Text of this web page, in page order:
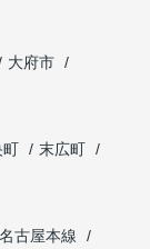
大府市
町
末広町
古屋本線